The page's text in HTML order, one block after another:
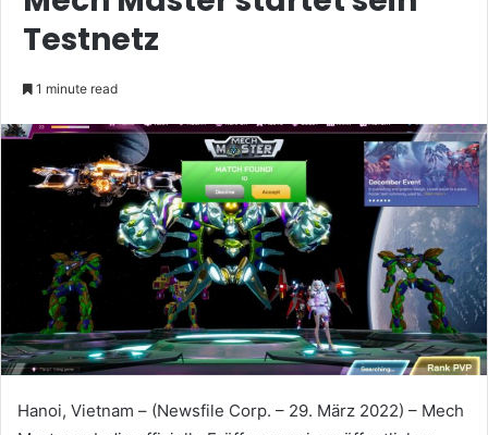
Testnetz
1 minute read
Hanoi, Vietnam – (Newsfile Corp. – 29. März 2022) – Mech